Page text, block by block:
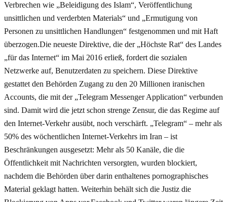
Verbrechen wie „Beleidigung des Islam“, Veröffentlichung
unsittlichen und verderbten Materials“ und „Ermutigung von
Personen zu unsittlichen Handlungen“ festgenommen und mit Haft
überzogen.Die neueste Direktive, die der „Höchste Rat“ des Landes
„für das Internet“ im Mai 2016 erließ, fordert die sozialen
Netzwerke auf, Benutzerdaten zu speichern. Diese Direktive
gestattet den Behörden Zugang zu den 20 Millionen iranischen
Accounts, die mit der „Telegram Messenger Application“ verbunden
sind. Damit wird die jetzt schon strenge Zensur, die das Regime auf
den Internet-Verkehr ausübt, noch verschärft. „Telegram“ – mehr als
50% des wöchentlichen Internet-Verkehrs im Iran – ist
Beschränkungen ausgesetzt: Mehr als 50 Kanäle, die die
Öffentlichkeit mit Nachrichten versorgten, wurden blockiert,
nachdem die Behörden über darin enthaltenes pornographisches
Material geklagt hatten. Weiterhin behält sich die Justiz die